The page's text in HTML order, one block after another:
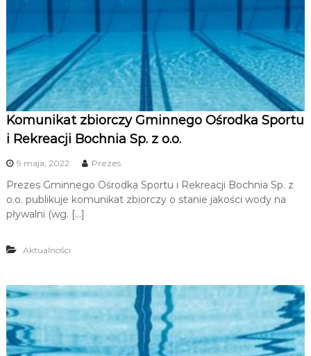
Komunikat zbiorczy Gminnego Ośrodka Sportu
i Rekreacji Bochnia Sp. z o.o.
9 maja, 2022 Prezes
Prezes Gminnego Ośrodka Sportu i Rekreacji Bochnia Sp. z
o.o. publikuje komunikat zbiorczy o stanie jakości wody na
pływalni (wg. […]
Aktualności